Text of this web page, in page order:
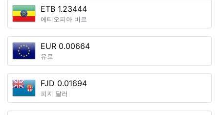
ETB 1.23444
에티오피아 비르
EUR 0.00664
유로
FJD 0.01694
피지 달러